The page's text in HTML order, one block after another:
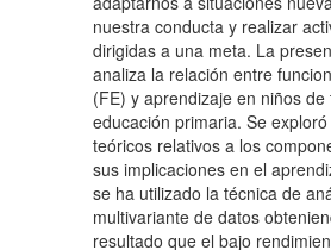
nuestra conducta y realizar
dirigidas a una meta. La
analiza la relación entre
(FE) y aprendizaje en niños
educación primaria. Se
teóricos relativos a los
sus implicaciones en el
se ha utilizado la técnica de
multivariante de datos
resultado que el bajo